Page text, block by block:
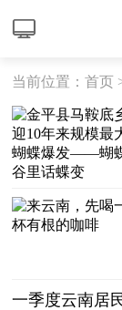
当前位置：首页
一季度云南居